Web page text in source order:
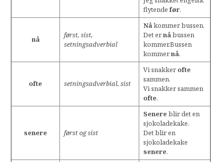
flytendefør.
nå
først, sist,
setningsadverbial
Nåkommer bussen.
Det ernåbussen
kommer.Bussen
kommernå.
ofte setningsadverbial, sist
Vi snakker ofte
sammen.
Vi snakker sammen
ofte.
senere først og sist
Senere blir det en
sjokoladekake.
Det blir en
sjokoladekake
senere.